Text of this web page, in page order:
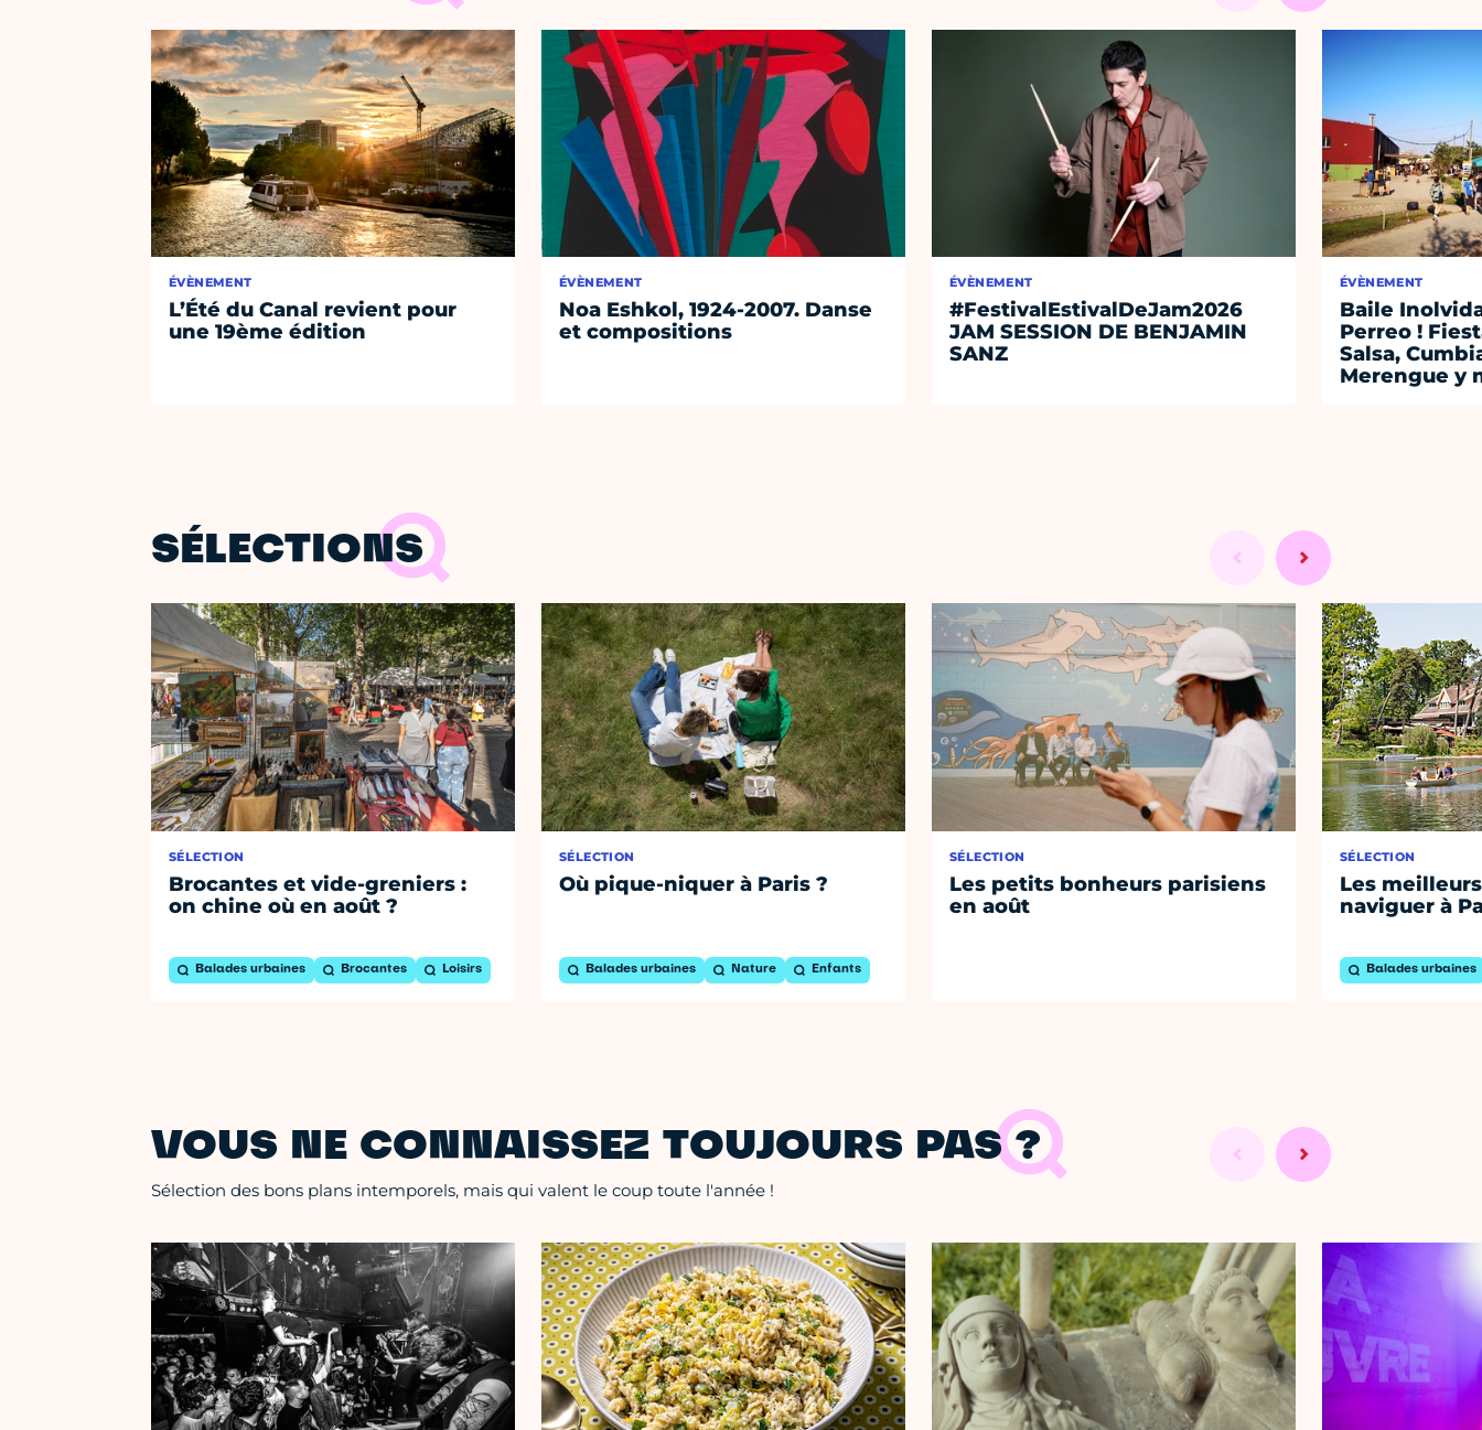
ÉVÈNEMENT
L’Été du Canal revient pour
une 19ème édition
ÉVÈNEMENT
Noa Eshkol, 1924-2007. Danse
et compositions
ÉVÈNEMENT
#FestivalEstivalDeJam2026
JAM SESSION DE BENJAMIN
SANZ
ÉVÈNEMENT
Baile
Perreo !
Salsa,
Merengue y
SÉLECTIONS
SÉLECTION
Brocantes et vide-greniers :
on chine où en août ?
Balades urbaines Brocantes Loisirs
SÉLECTION
Où pique-niquer à Paris ?
Balades urbaines Nature Enfants
SÉLECTION
Les petits bonheurs parisiens
en août
SÉLECTION
Les
naviguer à
Balades urbaines
VOUS NE CONNAISSEZ TOUJOURS PAS ?
Sélection des bons plans intemporels, mais qui valent le coup toute l'année !